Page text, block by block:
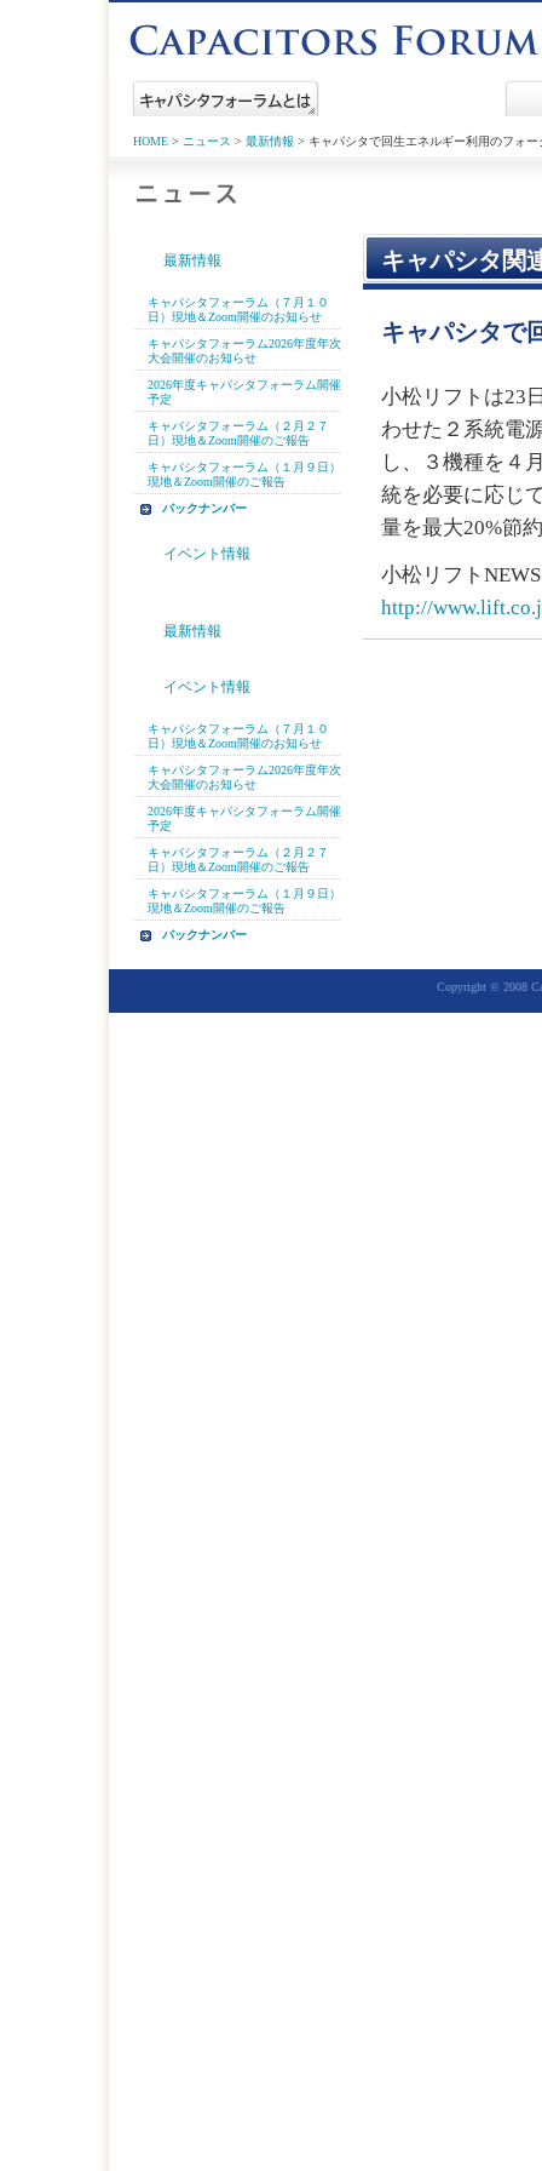
HOME > ニュース > 最新情報 > キャパシタで回生エネルギー利用のフォー
キャパシタ関
キャパシタで
小松リフトは23
わせた２系統電
し、３機種を４
統を必要に応じ
量を最大20%節
小松リフトNEWS
http://
最新情報
キャパシタフォーラム（７月１０
日）現地＆Zoom開催のお知らせ
キャパシタフォーラム2026年度年次
大会開催のお知らせ
2026年度キャパシタフォーラム開催
予定
キャパシタフォーラム（２月２７
日）現地＆Zoom開催のご報告
キャパシタフォーラム（１月９日）
現地＆Zoom開催のご報告
バックナンバー
イベント情報
最新情報
イベント情報
キャパシタフォーラム（７月１０
日）現地＆Zoom開催のお知らせ
キャパシタフォーラム2026年度年次
大会開催のお知らせ
2026年度キャパシタフォーラム開催
予定
キャパシタフォーラム（２月２７
日）現地＆Zoom開催のご報告
キャパシタフォーラム（１月９日）
現地＆Zoom開催のご報告
バックナンバー
Copyright © 2008